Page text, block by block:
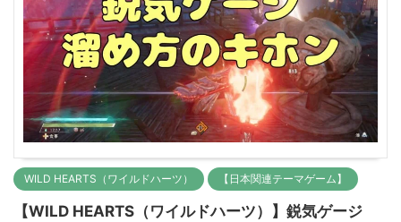
WILD HEARTS（ワイルドハーツ） 【日本関連テーマゲーム】
【WILD HEARTS（ワイルドハーツ）】鋭気ゲージ